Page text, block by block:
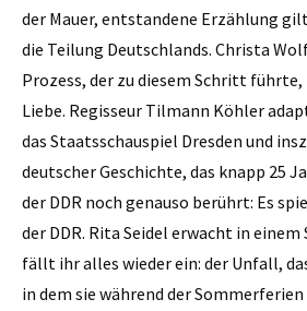
der Mauer, entstandene Erzählung
die Teilung Deutschlands. Christa
Prozess, der zu diesem Schritt
Liebe. Regisseur Tilmann Köhler
das Staatsschauspiel Dresden und
deutscher Geschichte, das knapp 25
der DDR noch genauso berührt: Es
der DDR. Rita Seidel erwacht in
fällt ihr alles wieder ein: der Unfall,
in dem sie während der